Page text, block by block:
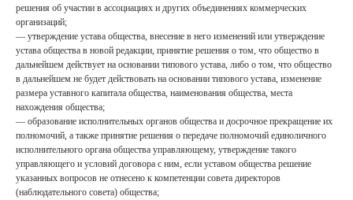
решения об участии в ассоциациях и других объединениях коммерческих
организаций;
— утверждение устава общества, внесение в него изменений или утверждение
устава общества в новой редакции, принятие решения о том, что общество в
дальнейшем действует на основании типового устава, либо о том, что общество
в дальнейшем не будет действовать на основании типового устава, изменение
размера уставного капитала общества, наименования общества, места
нахождения общества;
— образование исполнительных органов общества и досрочное прекращение их
полномочий, а также принятие решения о передаче полномочий единоличного
исполнительного органа общества управляющему, утверждение такого
управляющего и условий договора с ним, если уставом общества решение
указанных вопросов не отнесено к компетенции совета директоров
(наблюдательного совета) общества;